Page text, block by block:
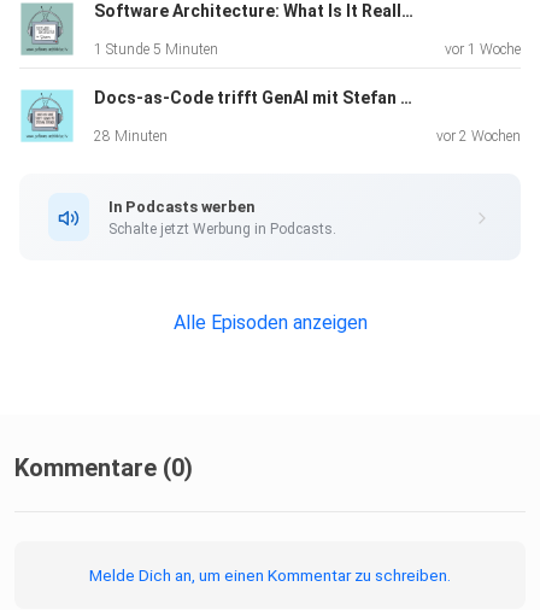
Software Architecture: What Is It Really About? A Discussion with James Coplien
1 Stunde 5 Minuten vor 1 Woche
Docs-as-Code trifft GenAI mit Stefan Zörner
28 Minuten vor 2 Wochen
In Podcasts werben
Schalte jetzt Werbung in Podcasts.
Alle Episoden anzeigen
Kommentare (0)
Melde Dich an, um einen Kommentar zu schreiben.